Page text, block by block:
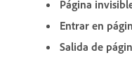
Página
Entrar en
Salida de